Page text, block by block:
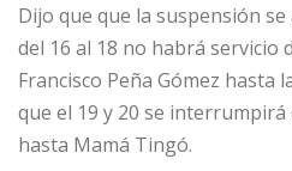
Dijo que que la suspensión
del 16 al 18 no habrá servicio
Francisco Peña Gómez hasta
que el 19 y 20 se
hasta Mamá Tingó.